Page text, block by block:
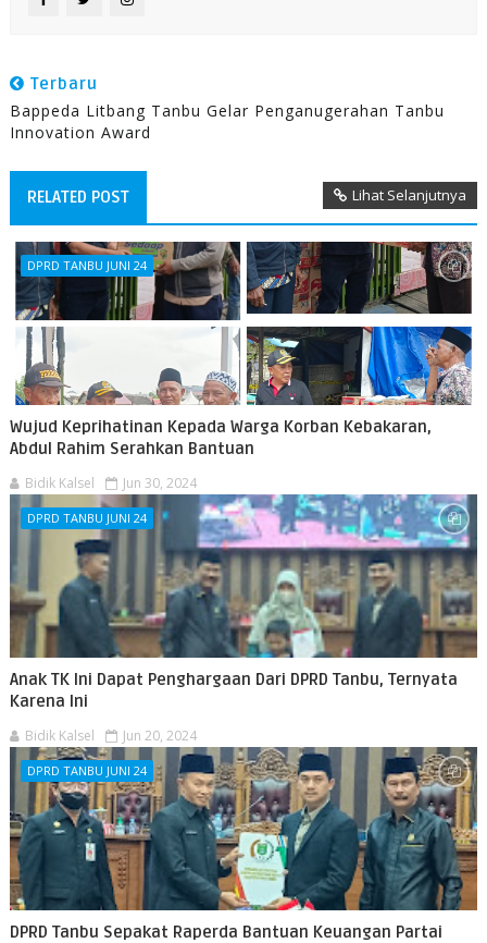
Terbaru
Bappeda Litbang Tanbu Gelar Penganugerahan Tanbu
Innovation Award
RELATED POST Lihat Selanjutnya
DPRD TANBU JUNI 24
Wujud Keprihatinan Kepada Warga Korban Kebakaran,
Abdul Rahim Serahkan Bantuan
Bidik Kalsel Jun 30, 2024
DPRD TANBU JUNI 24
Anak TK Ini Dapat Penghargaan Dari DPRD Tanbu, Ternyata
Karena Ini
Bidik Kalsel Jun 20, 2024
DPRD TANBU JUNI 24
DPRD Tanbu Sepakat Raperda Bantuan Keuangan Partai